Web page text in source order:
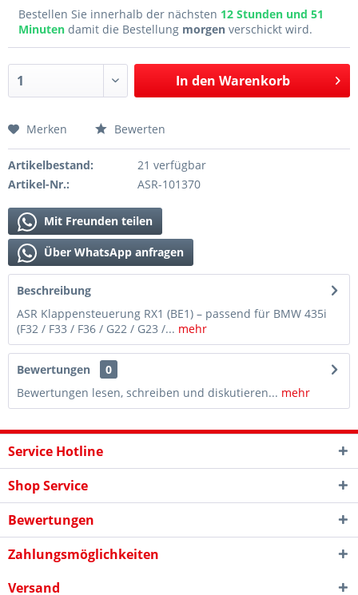
Bestellen Sie innerhalb der nächsten 12 Stunden und 51
Minuten damit die Bestellung morgen verschickt wird.
In den Warenkorb
Merken Bewerten
Artikelbestand:
21 verfügbar
Artikel-Nr.:
ASR-101370
Mit Freunden teilen
Über WhatsApp anfragen
Beschreibung
ASR Klappensteuerung RX1 (BE1) – passend für BMW 435i
(F32 / F33 / F36 / G22 / G23 /... mehr
Bewertungen
0
Bewertungen lesen, schreiben und diskutieren... mehr
Service Hotline
Shop Service
Bewertungen
Zahlungsmöglichkeiten
Versand